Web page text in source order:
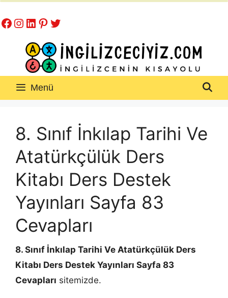
atla
Facebook
Instagram
LinkedIn
Pinterest
Twitter
Menü
8. Sınıf İnkılap Tarihi Ve
Atatürkçülük Ders
Kitabı Ders Destek
Yayınları Sayfa 83
Cevapları
8. Sınıf İnkılap Tarihi Ve Atatürkçülük Ders
Kitabı Ders Destek Yayınları Sayfa 83
Cevapları sitemizde.